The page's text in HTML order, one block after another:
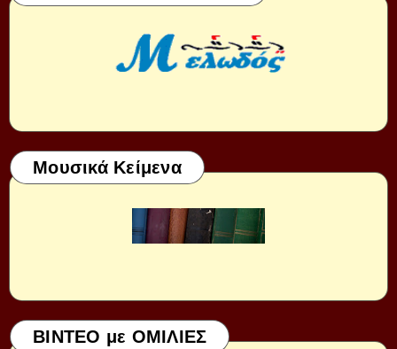
Μουσικά Κείμενα
ΒΙΝΤΕΟ με ΟΜΙΛΙΕΣ